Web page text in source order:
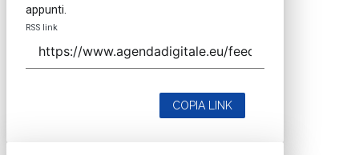
appunti.
RSS link
COPIA LINK